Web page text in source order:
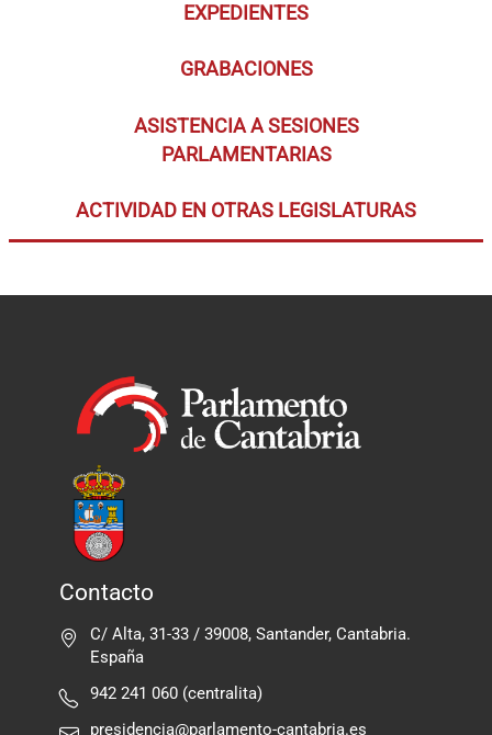
EXPEDIENTES
GRABACIONES
ASISTENCIA A SESIONES
PARLAMENTARIAS
ACTIVIDAD EN OTRAS LEGISLATURAS
Contacto
C/ Alta, 31-33 / 39008, Santander, Cantabria.
España
942 241 060 (centralita)
presidencia@parlamento-cantabria.es